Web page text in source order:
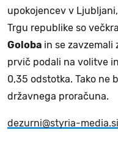
upokojencev v
Trgu republike so
Goloba in se zavzemali
prvič podali na volitve
0,35 odstotka. Tako ne
državnega proračuna.
dezurni@styria-media.si